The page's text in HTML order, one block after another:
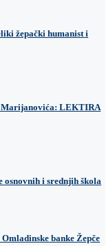
žepački humanist i
Marijanovića: LEKTIRA
osnovnih i srednjih škola
banke Žepče